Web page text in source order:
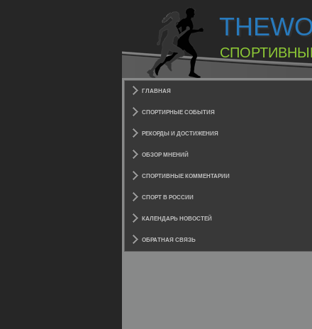
ГЛАВНАЯ
СПОРТИРНЫЕ СОБЫТИЯ
РЕКОРДЫ И ДОСТИЖЕНИЯ
ОБЗОР МНЕНИЙ
СПОРТИВНЫЕ КОММЕНТАРИИ
СПОРТ В РОССИИ
КАЛЕНДАРЬ НОВОСТЕЙ
ОБРАТНАЯ СВЯЗЬ